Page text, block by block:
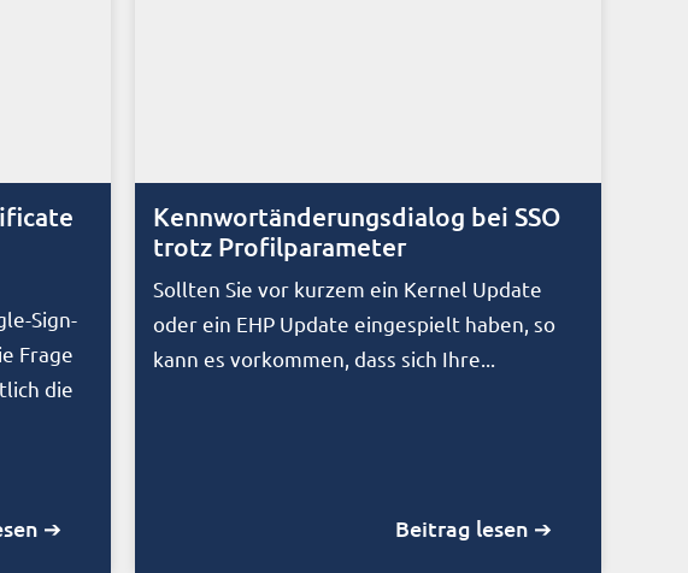
Sign-
Frage
die
➔
Kennwortänderungsdialog bei SSO
trotz Profilparameter
Sollten Sie vor kurzem ein Kernel Update
oder ein EHP Update eingespielt haben, so
kann es vorkommen, dass sich Ihre...
Beitrag lesen ➔